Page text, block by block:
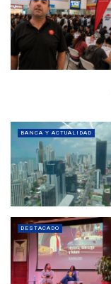
BANCA Y ACTUALIDAD
DESTACADO